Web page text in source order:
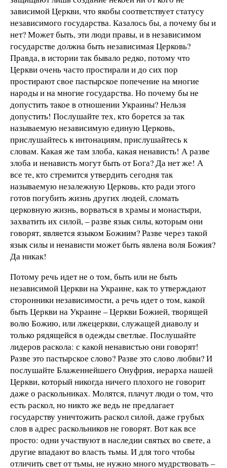
зависимой Церкви, что якобы соответствует статусу
независимого государства. Казалось бы, а почему бы и
нет? Может быть, эти люди правы, и в независимом
государстве должна быть независимая Церковь?
Правда, в истории так бывало редко, потому что
Церкви очень часто простирали и до сих пор
простирают свое пастырское попечение на многие
народы и на многие государства. Но почему бы не
допустить такое в отношении Украины? Нельзя
допустить! Послушайте тех, кто борется за так
называемую независимую единую Церковь,
прислушайтесь к интонациям, прислушайтесь к
словам. Какая же там злоба, какая ненависть! А разве
злоба и ненависть могут быть от Бога? Да нет же! А
все те, кто стремится утвердить сегодня так
называемую незалежную Церковь, кто ради этого
готов погубить жизнь других людей, сломать
церковную жизнь, ворваться в храмы и монастыри,
захватить их силой, – разве язык силы, которым они
говорят, является языком Божиим? Разве через такой
язык силы и ненависти может быть явлена воля Божия?
Да никак!
Потому речь идет не о том, быть или не быть
независимой Церкви на Украине, как то утверждают
сторонники независимости, а речь идет о том, какой
быть Церкви на Украине – Церкви Божией, творящей
волю Божию, или лжецеркви, служащей диаволу и
только рядящейся в одежды светлые. Послушайте
лидеров раскола: с какой ненавистью они говорят!
Разве это пастырское слово? Разве это слово любви? И
послушайте Блаженнейшего Онуфрия, иерарха нашей
Церкви, который никогда ничего плохого не говорит
даже о раскольниках. Молятся, плачут люди о том, что
есть раскол, но никто же ведь не предлагает
государству уничтожить раскол силой, даже грубых
слов в адрес раскольников не говорят. Вот как все
просто: одни участвуют в наследии святых во свете, а
другие впадают во власть тьмы. И для того чтобы
отличить свет от тьмы, не нужно много мудрствовать –